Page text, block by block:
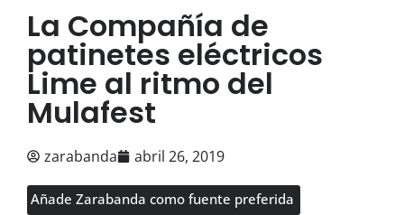
La Compañía de
patinetes eléctricos
Lime al ritmo del
Mulafest
zarabanda abril 26, 2019
Añade Zarabanda como fuente preferida